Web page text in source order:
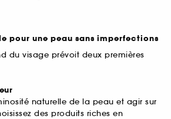
pour une peau sans imperfections
du visage prévoit deux premières
naturelle de la peau et agir sur
des produits riches en